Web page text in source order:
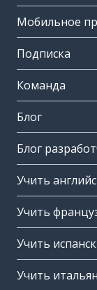
Мобильное
Подписка
Команда
Блог
Блог
Учить
Учить
Учить
Учить